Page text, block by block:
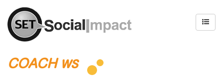
COACH พร